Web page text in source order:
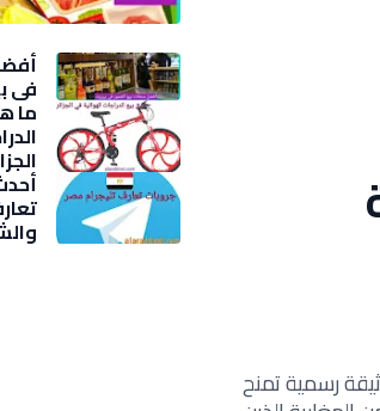
رسمية تمنح
في
ما